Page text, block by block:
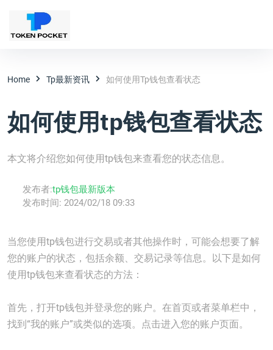
Home Tp最新资讯 如何使用tp钱包查看状态
如何使用tp钱包查看状态
本文将介绍您如何使用tp钱包来查看您的状态信息。
发布者:tp钱包最新版本
发布时间: 2024/02/18 09:33
当您使用tp钱包进行交易或者其他操作时，可能会想要了解
您的账户的状态，包括余额、交易记录等信息。以下是如何
使用tp钱包来查看状态的方法：
首先，打开tp钱包并登录您的账户。在首页或者菜单栏中，
找到“我的账户”或类似的选项。点击进入您的账户页面。